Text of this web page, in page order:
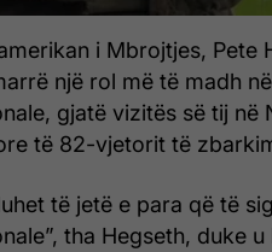
i Mbrojtjes, Pete
një rol më të madh
gjatë vizitës së tij në
të 82-vjetorit të
të jetë e para që të
tha Hegseth, duke